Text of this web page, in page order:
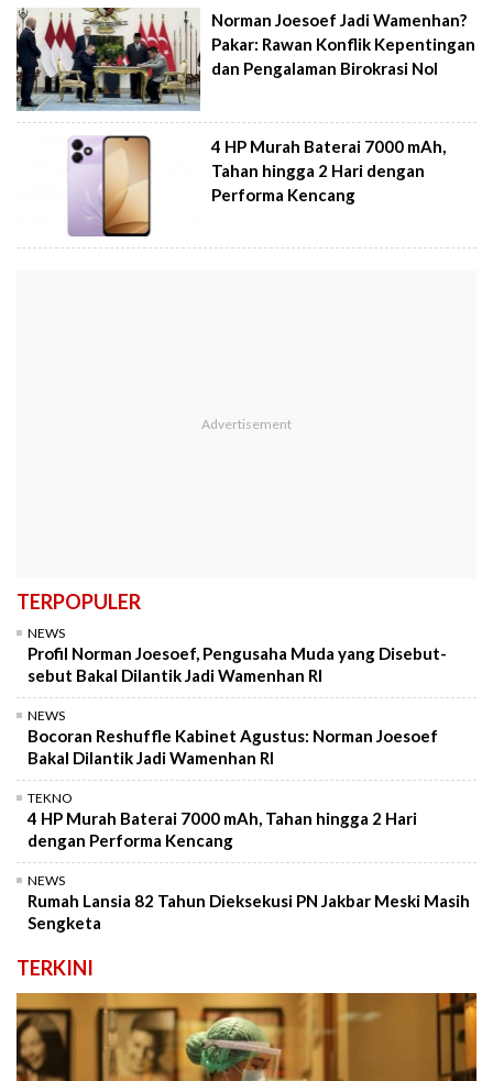
Norman Joesoef Jadi Wamenhan?
Pakar: Rawan Konflik Kepentingan
dan Pengalaman Birokrasi Nol
4 HP Murah Baterai 7000 mAh,
Tahan hingga 2 Hari dengan
Performa Kencang
TERPOPULER
NEWS
Profil Norman Joesoef, Pengusaha Muda yang Disebut-
sebut Bakal Dilantik Jadi Wamenhan RI
NEWS
Bocoran Reshuffle Kabinet Agustus: Norman Joesoef
Bakal Dilantik Jadi Wamenhan RI
TEKNO
4 HP Murah Baterai 7000 mAh, Tahan hingga 2 Hari
dengan Performa Kencang
NEWS
Rumah Lansia 82 Tahun Dieksekusi PN Jakbar Meski Masih
Sengketa
TERKINI